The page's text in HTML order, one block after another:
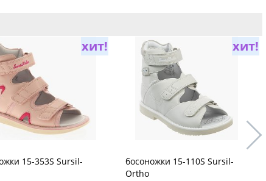
хит!
15-353S Sursil-
хит!
босоножки 15-110S Sursil-
Ortho